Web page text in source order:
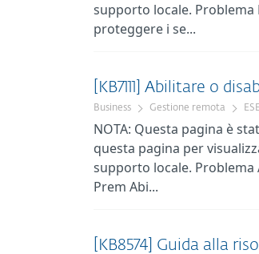
supporto locale. Problema
proteggere i se...
[KB7111] Abilitare o
Business Gestione remota
NOTA: Questa pagina è
questa pagina per
supporto locale. Problema
Prem Abi...
[KB8574] Guida alla